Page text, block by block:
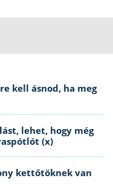
kell ásnod, ha meg
lehet, hogy még
(x)
kettőtöknek van